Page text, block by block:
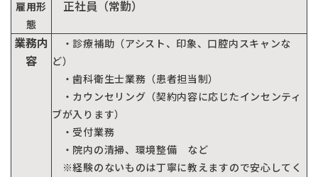
054-252-8148
月火水金土 10:00〜13:30 /
14:30〜18:00
日本歯科名古屋
052-433-2050
雇用形
態
正社員（常勤）
業務内
容
・診療補助（アシスト、印象、口腔内スキャンな
ど）
・歯科衛生士業務（患者担当制）
・カウンセリング（契約内容に応じたインセンティ
ブが入ります）
・受付業務
・院内の清掃、環境整備 など
※経験のないものは丁寧に教えますので安心してく